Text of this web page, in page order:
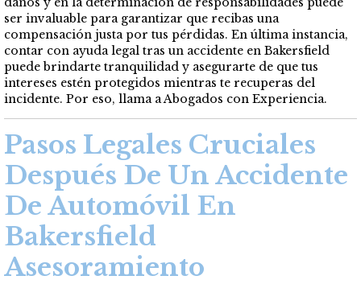
ser invaluable para garantizar que recibas una
compensación justa por tus pérdidas. En última instancia,
contar con ayuda legal tras un accidente en Bakersfield
puede brindarte tranquilidad y asegurarte de que tus
intereses estén protegidos mientras te recuperas del
incidente. Por eso, llama a Abogados con Experiencia.
Pasos Legales Cruciales
Después De Un Accidente
De Automóvil En
Bakersfield
Asesoramiento